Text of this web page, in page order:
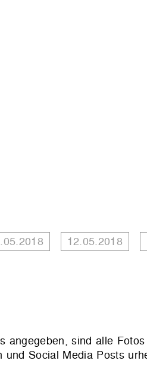
12.05.2018
angegeben, sind alle
und Social Media Posts